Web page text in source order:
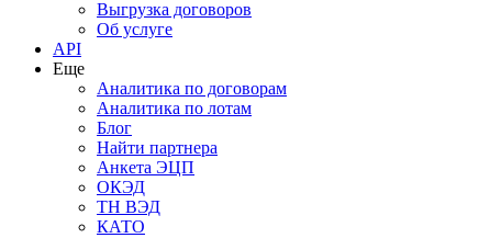
Выгрузка договоров
Об услуге
API
Еще
Аналитика по договорам
Аналитика по лотам
Блог
Найти партнера
Анкета ЭЦП
ОКЭД
ТН ВЭД
КАТО